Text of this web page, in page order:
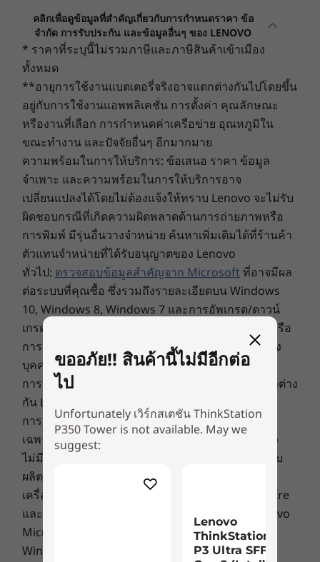
เลือกแบบ Windows หรือ Linux
ตัวเลือกหน่วยความจำ ECC หรือหน่วยความจำที่
ไม่ใช่ ECC (ขึ้นอยู่กับการเลือกโปรเซสเซอร์) และตัว
เลือกแหล่งจ่ายไฟฟ้าที่มีประสิทธิภาพสูง นอกจากนี้
ยังสามารถเลือกโปรเซสเซอร์ได้สูงสุด Intel Core™
i9 vPro® Gen 11 หรือ Intel Xeon . รองรับกราฟิก
ระดับมืออาชีพ รวมถึง NVIDIA®ตัวเลือกกราฟิกรวม
ถึง NVIDIA® ที่พร้อมรองรับ VR อันทรงพลัง
เป็นมากกว่าการเชื่อมต่อ
P350 Tower มีหน่วยความจำ 3200MHz สูงสุด
128GB และพื้นที่เก็บข้อมูล M.2 PCIe Gen 4 NVMe
ซึ่งเป็นเทคโนโลยีการจัดเก็บข้อมูลที่ทันสมัยที่สุดเพื่อ
3.2 4 และ 9 พอร์ต ซึ่งเป็นอุปกรณ์เสริม ให้การเข้า
ถึงที่รวดเร็วและการเชื่อมต่ออุปกรณ์ต่อพ่วงและการ
ขยายเพิ่มเติม
Power-on Password (POP) ซึ่งจะถามรหัสผ่านโดยตรงหลัง
จากกดปุ่มเปิด/ปิด
รองรับการล็อคแบบอิเล็กทรอนิกส์
รองรับการบูตที่ปลอดภัยของ UEFI
การป้องกันรหัสผ่าน HDD สำหรับข้อมูล HDD
รองรับการอัปเดตเฟิร์มแวร์ Windows UEFI
รองรับ Windows Device Guard
การตรวจจับการเปิดฝาตัวเครื่อง
ระบบป้องกัน USB อัจฉริยะ
ช่องเสียบล็อค Kensington
อุปกรณ์เสริม: ล็อคแผงการเข้าถึง, ช่องเสียบกุญแจ, BIOS
Guard, Boot Guard
ขนาด (สูง x กว้าง x หนา)
376 มม. x 170 มม. x 315.4 มม. / 14.8 นิ้ว x 6.7 นิ้ว x 12.4
นิ้ว
เสียง
Realtec Audio
น้ำหนัก
เริ่มต้นที่ 9.4 กก. / 20.7 ปอนด์
การเชื่อมต่อ
Intel ® WiFi 6 AX 201 AC + Bluetooth® 5
Optional Intel
external antenna
kit
Optional WWAN availability varies by region / model and must be configured at time
of purchase; additionally, it requires a network service provider.
พอร์ต/ช่องเสียบ
12-ตัวเชื่อมต่อเสริม
ตัวเชื่อมต่อเสริม
14-RJ45 ethernet
-2 x USB-A 3.2 Gen 1
16-2 x USB-A 3.2 Gen 2
17-ช่องเสียบ PCIe เสริม
18-การชาร์จไฟ
19-ช่องเสียบกุญแจ
20-ช่องเสียบล็อค Kensington
หน่วยความจำ
DDR4 สูงสุด 128GB
(3200MHz)
การจัดเก็บข้อมูล
Up to 6TB M.2
NVMe PCIe Gen 4
SSD
ร้านค้า
Explore All เวิร์คสเตชั่น
คลิกเพื่อดูข้อมูลที่สำคัญเกี่ยวกับการกำหนดราคา ข้อ
จำกัด การรับประกัน และข้อมูลอื่นๆ ของ LENOVO
* ราคาที่ระบุนี้ไม่รวมภาษีและภาษีสินค้าเข้าเมือง
ทั้งหมด
**อายุการใช้งานแบตเตอรี่จริงอาจแตกต่างกันไปโดยขึ้น
อยู่กับการใช้งานแอพพลิเคชั่น การตั้งค่า คุณลักษณะ
หรืองานที่เลือก การกำหนดค่าเครือข่าย อุณหภูมิใน
ขณะทำงาน และปัจจัยอื่นๆ อีกมากมาย
ความพร้อมในการให้บริการ: ข้อเสนอ ราคา ข้อมูล
จำเพาะ และความพร้อมในการให้บริการอาจ
เปลี่ยนแปลงได้โดยไม่ต้องแจ้งให้ทราบ Lenovo จะไม่รับ
ผิดชอบกรณีที่เกิดความผิดพลาดด้านการถ่ายภาพหรือ
การพิมพ์ มีรุ่นอื่นวางจำหน่าย ค้นหาเพิ่มเติมได้ที่ร้านค้า
ตัวแทนจำหน่ายที่ได้รับอนุญาตของ Lenovo
ทั่วไป: ตรวจสอบข้อมูลสำคัญจาก Microsoftที่อาจมีผล
ต่อระบบที่คุณซื้อ ซึ่งรวมถึงรายละเอียดบน Windows
10, Windows 8, Windows 7 และการอัพเกรด/ดาวน์
เกรดที่อาจเกิดขึ้นได้ Lenovo ไม่มีการจัดตั้งตัวแทนหรือ
การรับประกันที่เกี่ยวข้องกับผลิตภัณฑ์หรือบริการของ
บุคคลที่สาม
การกำหนดราคา: ราคาของตัวแทนจำหน่ายอาจแตกต่าง
กัน Lenovo ไม่ได้กำหนดราคาของตัวแทนจำหน่าย
การรับประกัน: การรับประกันในส่วนภูมิภาคจะใช้ได้
เฉพาะในกลุ่มประเทศอาเซียนและจีนเท่านั้น Lenovo
ไม่มีการจัดตั้งตัวแทนหรือการรับประกันที่เกี่ยวข้องกับ
ผลิตภัณฑ์หรือบริการของบุคคลที่สาม
เครื่องหมายการค้า: Lenovo, ThinkPad, ThinkCentre
และโลโก้ Lenovo เป็นเครื่องหมายการค้าของ Lenovo
Microsoft, Windows, Windows NT และโลโก้
Windows เป็นเครื่องหมายการค้าของ Microsoft
ขออภัย!! สินค้านี้ไม่มีอีกต่อ
ไป
Unfortunately เวิร์กสเตชัน ThinkStation
P350 Tower is not available. May we
suggest:
Lenovo
ThinkStation
P3 Ultra SFF